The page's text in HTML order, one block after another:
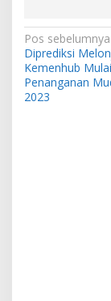
N
a
v
Pos sebelumnya
Diprediksi
Kemenhub
Penanganan
2023